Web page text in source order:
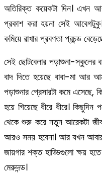
অতিরিক্ত কয়েকটা দিন। এখন
প্রকাশ করা হয়না সেই
কমিয়ে রাখার প্রবণতা প্রচন্ড
সেই ছোটবেলার পড়াশুনা-স্কুলের
বাদ দিতে হয়েছে বাবা-মা আর
পড়াশুনার প্রেসারটা কমে এসেছে,
হয়ে গিয়েছে ধীরে ধীরে।
থেকে শুরু করে নতুন আরেকটা
আরও সময় হবেনা। আর যখন
জায়গার শক্ত হাড্ডিগুলো ক্ষয়
মেরুদন্ড।